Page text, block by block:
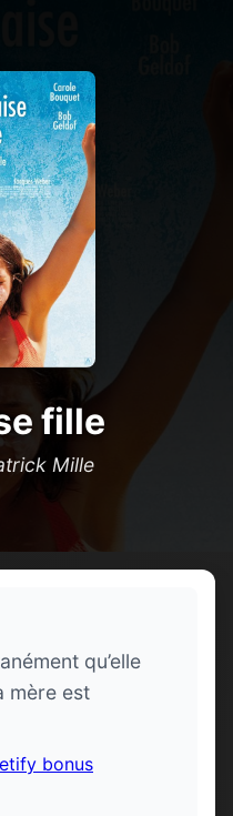
fille
Mille
qu’elle
mère est
bonus